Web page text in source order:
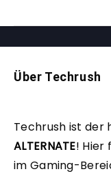
Über Techrush
Techrush ist der
ALTERNATE! Hier
im Gaming-